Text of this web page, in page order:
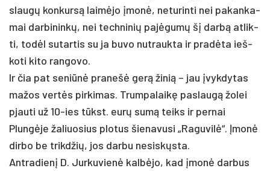
slaugų kon­kursą laimė­jo įmonė, ne­tu­rin­ti nei pa­kan­ka­
mai dar­bi­ninkų, nei tech­ni­nių pa­jėgumų šį darbą at­lik­
ti, todėl su­tar­tis su ja bu­vo nu­trauk­ta ir pra­dėta ieš­
ko­ti ki­to ran­go­vo.
Ir čia pat se­niūnė pra­nešė gerą ži­nią – jau įvyk­dy­tas
ma­žos vertės pir­ki­mas. Trum­pa­laikę pa­slaugą žo­lei
pjau­ti už 10-ies tūkst. eurų sumą teiks ir per­nai
Plungė­je ža­liuo­sius plo­tus šie­na­vu­si „Ra­gu­vilė“. Įmo­nė
dir­bo be trikd­žių, jos dar­bu ne­si­skųsta.
Ant­ra­dienį D. Jur­ku­vienė kalbė­jo, kad įmonė dar­bus